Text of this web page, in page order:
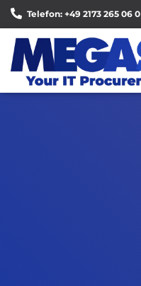
Telefon: +49 2173 265 06 0